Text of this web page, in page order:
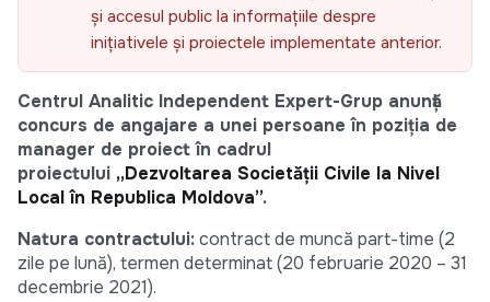
și accesul public la informațiile despre
inițiativele și proiectele implementate anterior.
Centrul Analitic Independent Expert-Grup anunță
concurs de angajare a unei persoane în poziția de
manager de proiect în cadrul
proiectului „Dezvoltarea Societății Civile la Nivel
Local în Republica Moldova”.
Natura contractului:contract de muncă part-time (2
zile pe lună), termen determinat (20 februarie 2020 – 31
decembrie 2021).